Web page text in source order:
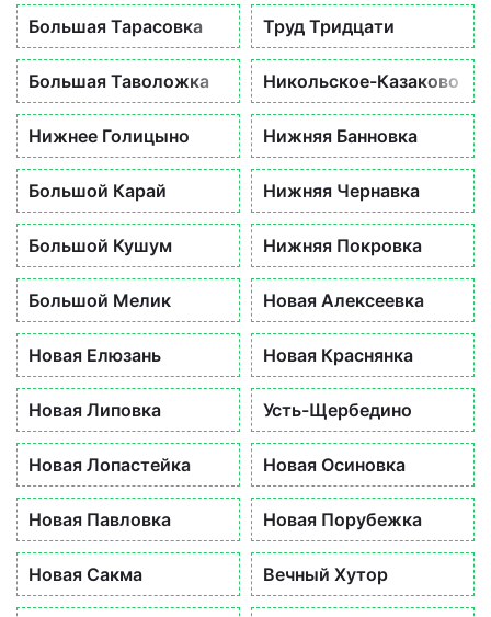
Большая Тарасовка Труд Тридцати
Большая Таволожка Никольское-Казаково
Нижнее Голицыно Нижняя Банновка
Большой Карай Нижняя Чернавка
Большой Кушум Нижняя Покровка
Большой Мелик Новая Алексеевка
Новая Елюзань Новая Краснянка
Новая Липовка Усть-Щербедино
Новая Лопастейка Новая Осиновка
Новая Павловка Новая Порубежка
Новая Сакма Вечный Хутор